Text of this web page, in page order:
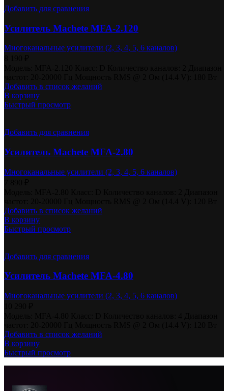
Добавить для сравнения
Усилитель Machete MFA-2.120
Многоканальные усилители (2, 3, 4, 5, 6 каналов)
Добавить в список желаний
В корзину
Быстрый просмотр
Добавить для сравнения
Усилитель Machete MFA-2.80
Многоканальные усилители (2, 3, 4, 5, 6 каналов)
Добавить в список желаний
В корзину
Быстрый просмотр
Добавить для сравнения
Усилитель Machete MFA-4.80
Многоканальные усилители (2, 3, 4, 5, 6 каналов)
Добавить в список желаний
В корзину
Быстрый просмотр